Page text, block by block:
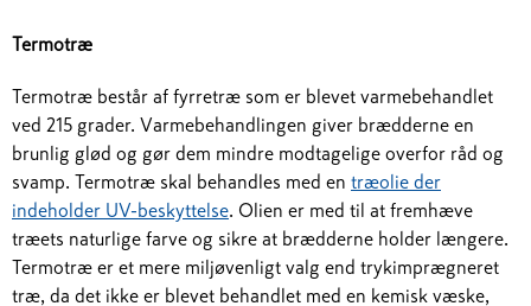
Termotræ
Termotræ består af fyrretræ som er blevet varmebehandlet
ved 215 grader. Varmebehandlingen giver brædderne en
brunlig glød og gør dem mindre modtagelige overfor råd og
svamp. Termotræ skal behandles med en træolie der
indeholder UV-beskyttelse . Olien er med til at fremhæve
træets naturlige farve og sikre at brædderne holder længere.
Termotræ er et mere miljøvenligt valg end trykimprægneret
træ, da det ikke er blevet behandlet med en kemisk væske,